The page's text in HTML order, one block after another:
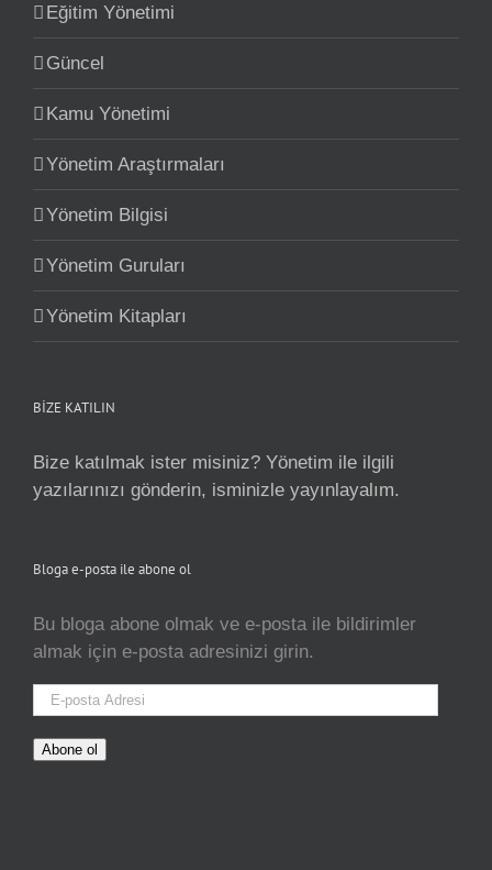
Eğitim Yönetimi
Güncel
Kamu Yönetimi
Yönetim Araştırmaları
Yönetim Bilgisi
Yönetim Guruları
Yönetim Kitapları
BİZE KATILIN
Bize katılmak ister misiniz? Yönetim ile ilgili
yazılarınızı gönderin, isminizle yayınlayalım.
Bloga e-posta ile abone ol
Bu bloga abone olmak ve e-posta ile bildirimler
almak için e-posta adresinizi girin.
Adresi
Abone ol